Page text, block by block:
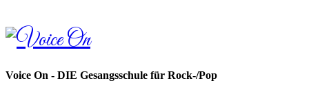
Voice
On
Voice On - DIE Gesangsschule für Rock-/Pop